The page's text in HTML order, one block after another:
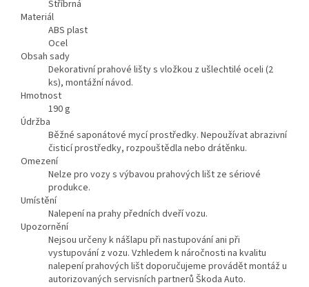
Stříbrná
Materiál
ABS plast
Ocel
Obsah sady
Dekorativní prahové lišty s vložkou z ušlechtilé oceli (2
ks), montážní návod.
Hmotnost
190g
Údržba
Běžné saponátové mycí prostředky. Nepoužívat abrazivní
čisticí prostředky, rozpouštědla nebo drátěnku.
Omezení
Nelze pro vozy s výbavou prahových lišt ze sériové
produkce.
Umístění
Nalepení na prahy předních dveří vozu.
Upozornění
Nejsou určeny k nášlapu při nastupování ani při
vystupování z vozu. Vzhledem k náročnosti na kvalitu
nalepení prahových lišt doporučujeme provádět montáž u
autorizovaných servisních partnerů Škoda Auto.